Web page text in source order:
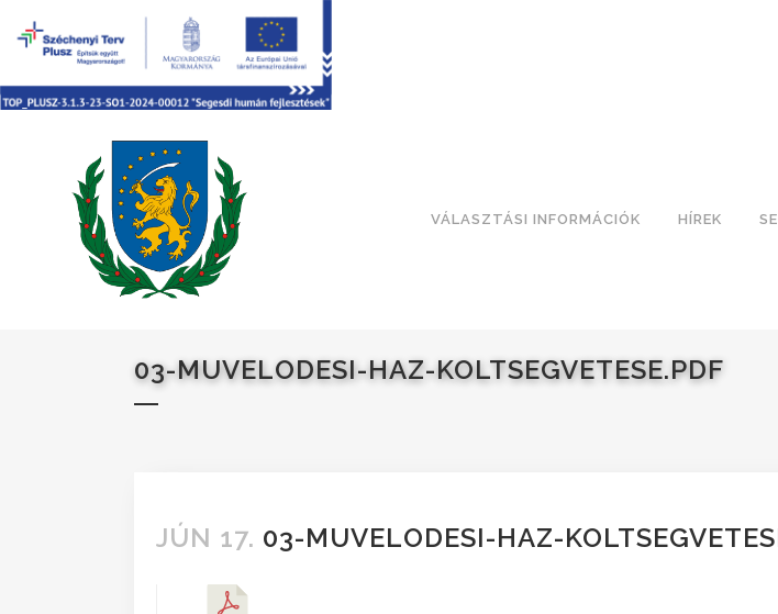
VÁLASZTÁSI INFORMÁCIÓK HÍREK
03-MUVELODESI-HAZ-KOLTSEGVETESE.PDF
JÚN 17. 03-MUVELODESI-HAZ-